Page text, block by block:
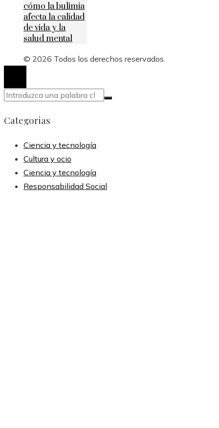
cómo la bulimia
afecta la calidad
de vida y la
salud mental
© 2026 Todos los derechos reservados.
Categorias
Ciencia y tecnología
Cultura y ocio
Ciencia y tecnología
Responsabilidad Social